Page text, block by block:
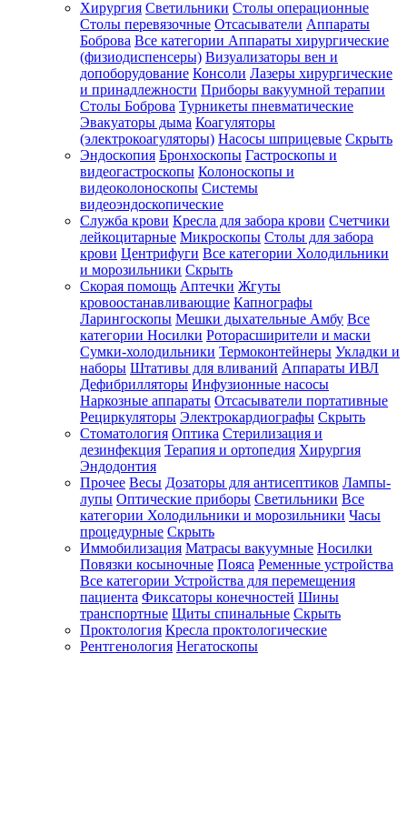
Хирургия Светильники Столы операционные
Столы перевязочные Отсасыватели Аппараты
Боброва Все категории Аппараты хирургические
(физиодиспенсеры) Визуализаторы вен и
допоборудование Консоли Лазеры хирургические
и принадлежности Приборы вакуумной терапии
Столы Боброва Турникеты пневматические
Эвакуаторы дыма Коагуляторы
(электрокоагуляторы) Насосы шприцевые Скрыть
Эндоскопия Бронхоскопы Гастроскопы и
видеогастроскопы Колоноскопы и
видеоколоноскопы Системы
видеоэндоскопические
Служба крови Кресла для забора крови Счетчики
лейкоцитарные Микроскопы Столы для забора
крови Центрифуги Все категории Холодильники
и морозильники Скрыть
Скорая помощь Аптечки Жгуты
кровоостанавливающие Капнографы
Ларингоскопы Мешки дыхательные Амбу Все
категории Носилки Роторасширители и маски
Сумки-холодильники Термоконтейнеры Укладки и
наборы Штативы для вливаний Аппараты ИВЛ
Дефибрилляторы Инфузионные насосы
Наркозные аппараты Отсасыватели портативные
Рециркуляторы Электрокардиографы Скрыть
Стоматология Оптика Стерилизация и
дезинфекция Терапия и ортопедия Хирургия
Эндодонтия
Прочее Весы Дозаторы для антисептиков Лампы-
лупы Оптические приборы Светильники Все
категории Холодильники и морозильники Часы
процедурные Скрыть
Иммобилизация Матрасы вакуумные Носилки
Повязки косыночные Пояса Ременные устройства
Все категории Устройства для перемещения
пациента Фиксаторы конечностей Шины
транспортные Щиты спинальные Скрыть
Проктология Кресла проктологические
Рентгенология Негатоскопы